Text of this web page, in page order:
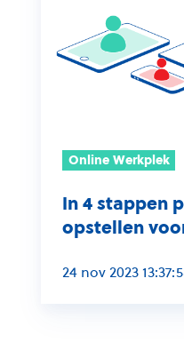
opstellen
voor
Online Werkplek
In 4 stappen
opstellen
24 nov 2023